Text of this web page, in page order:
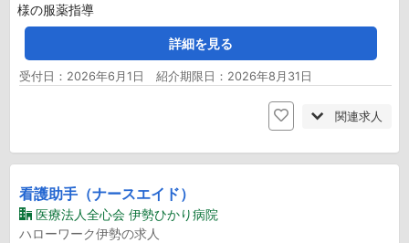
様の服薬指導
詳細を見る
受付日：2026年6月1日 紹介期限日：2026年8月31日
関連求人
看護助手（ナースエイド）
医療法人全心会 伊勢ひかり病院
ハローワーク伊勢の求人